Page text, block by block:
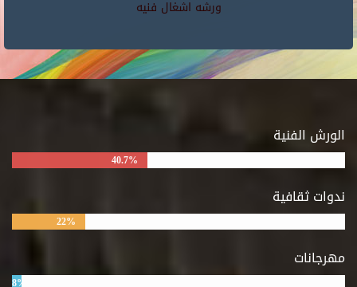
ورشه اشغال فنيه
الورش الفنية
40.7%
ندوات ثقافية
22%
مهرجانات
8%